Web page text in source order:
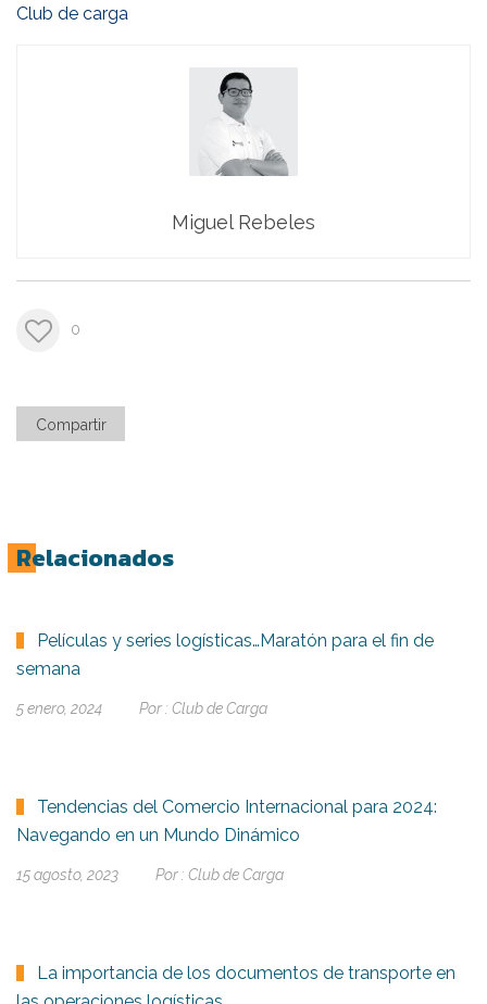
Club de carga
Miguel Rebeles
0
Compartir
Relacionados
Películas y series logísticas…Maratón para el fin de
semana
5 enero, 2024 Por : Club de Carga
Tendencias del Comercio Internacional para 2024:
Navegando en un Mundo Dinámico
15 agosto, 2023 Por : Club de Carga
La importancia de los documentos de transporte en